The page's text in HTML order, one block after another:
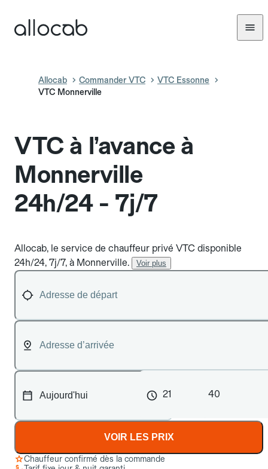
Allocab Commander VTC
VTC Essonne
VTC Monnerville
VTC à l’avance à
Monnerville
24h/24 - 7j/7
Allocab, le service de chauffeur privé VTC disponible
24h/24, 7j/7, à Monnerville.
Voir plus
21 40
VOIR LES PRIX
Chauffeur confirmé dès la commande